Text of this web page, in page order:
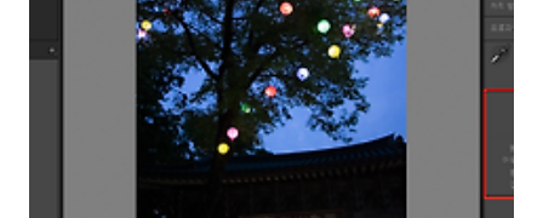
영할 수 있지만 스냅 사진 같이 가볍게 툭툭 찍는 사진은 수평계까지 보
지 않고 촬영하죠. 그리고 후보정으로 수직, 수평을 조절하면 되니까요.